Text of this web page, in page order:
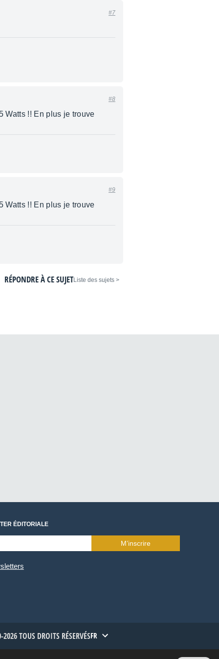
#7
#8
Watts !! En plus je trouve
#9
Watts !! En plus je trouve
< Liste des sujets
RÉPONDRE À CE SUJET
ÉDITORIALE
M’inscrire
TOUS DROITS RÉSERVÉSFR